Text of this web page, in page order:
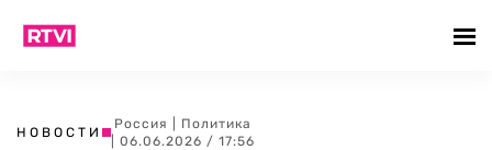
НОВОСТИ
Россия
Политика
| 06.06.2026 / 17:56